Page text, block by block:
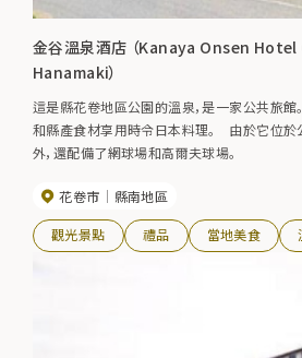
金谷溫泉酒店 （Kanaya Onsen
Hanamaki）
這是縣花卷地區公園的溫泉，是一家公共旅館
和縣產食材享用時令日本料理。 由於它位於
外，還配備了網球場和高爾夫球場。
花卷市 縣南地區
觀光景點 禮品 當地美食